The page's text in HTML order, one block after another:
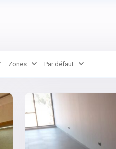
Zones Par défaut
Gueliz